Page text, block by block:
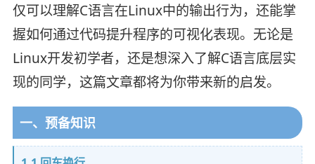
仅可以理解C语言在Linux中的输出行为，还能掌
握如何通过代码提升程序的可视化表现。无论是
Linux开发初学者，还是想深入了解C语言底层实
现的同学，这篇文章都将为你带来新的启发。
一、预备知识